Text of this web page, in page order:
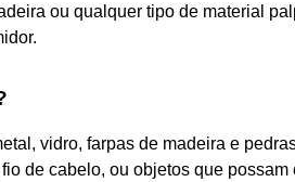
ou qualquer tipo de material
vidro, farpas de madeira e
de cabelo, ou objetos que possam